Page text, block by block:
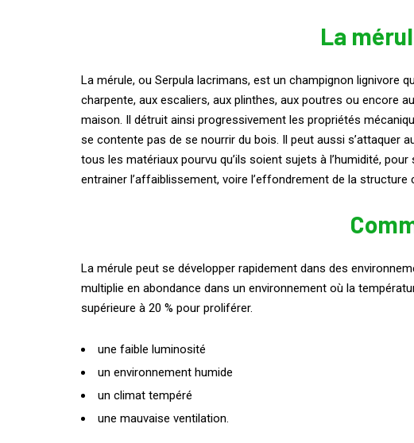
La
La mérule, ou Serpula lacrimans, est un champignon lignivore
charpente, aux escaliers, aux plinthes, aux poutres ou encore
maison. Il détruit ainsi progressivement les propriétés
se contente pas de se nourrir du bois. Il peut aussi s’attaquer
tous les matériaux pourvu qu’ils soient sujets à l’humidité,
entrainer l’affaiblissement, voire l’effondrement de la structure
La mérule peut se développer rapidement dans des
multiplie en abondance dans un environnement où la
supérieure à 20 % pour proliférer.
une faible luminosité
un environnement humide
un climat tempéré
une mauvaise ventilation.